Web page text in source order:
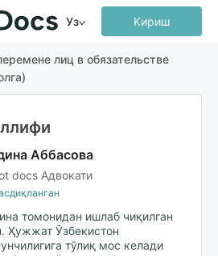
Уз Кириш
лиц в обязательстве
Аббасова
docs Адвокати
томонидан ишлаб чиқилган
Ҳужжат Ўзбекистон
тўлиқ мос келади